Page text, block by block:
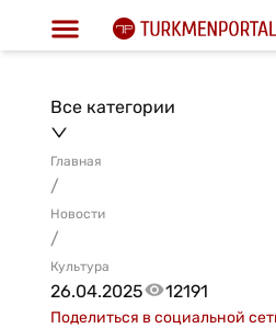
Все категории
Главная
/
Новости
/
Культура
26.04.2025 12191
Поделиться в социальной